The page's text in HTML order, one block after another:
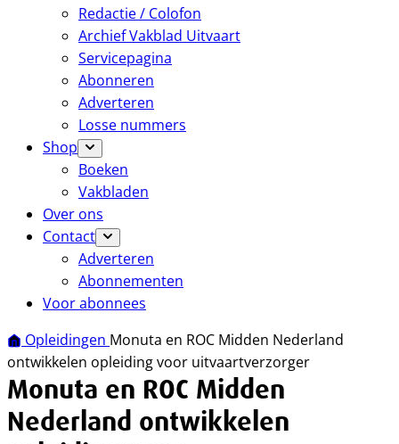
Redactie / Colofon
Archief Vakblad Uitvaart
Servicepagina
Abonneren
Adverteren
Losse nummers
Shop
Boeken
Vakbladen
Over ons
Contact
Adverteren
Abonnementen
Voor abonnees
Opleidingen Monuta en ROC Midden Nederland
ontwikkelen opleiding voor uitvaartverzorger
Monuta en ROC Midden
Nederland ontwikkelen